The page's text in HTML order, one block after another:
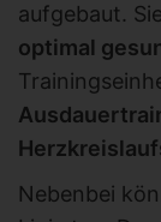
aufgebaut.
optimal
Nebenbei